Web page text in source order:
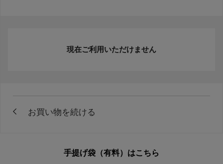
現在ご利用いただけません
手提げ袋（有料）はこちら